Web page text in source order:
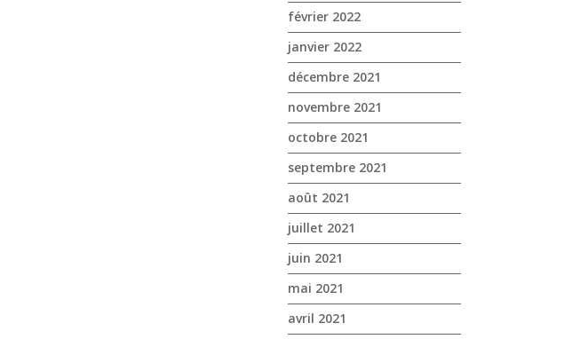
février 2022
janvier 2022
décembre 2021
novembre 2021
octobre 2021
septembre 2021
août 2021
juillet 2021
juin 2021
mai 2021
avril 2021